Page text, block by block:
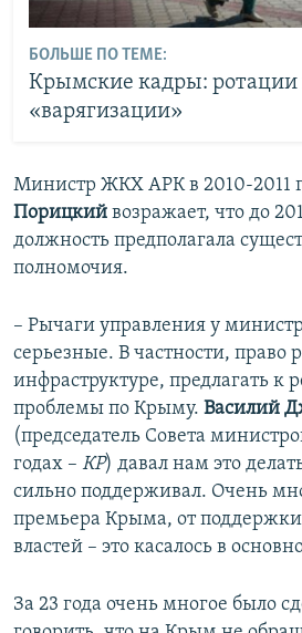
БОЛЬШЕ ПО ТЕМЕ:
Крымские кадры: ротации
«варягизации»
Министр ЖКХ АРК в 2010-2011
Порицкий возражает, что до
должность предполагала
полномочия.
– Рычаги управления у
серьезные. В частности, право
инфраструктуре, предлагать к
проблемы по Крыму. Василий
(председатель Совета
годах – КР) давал нам это
сильно поддерживал. Очень
премьера Крыма, от
властей – это касалось в
За 23 года очень многое было